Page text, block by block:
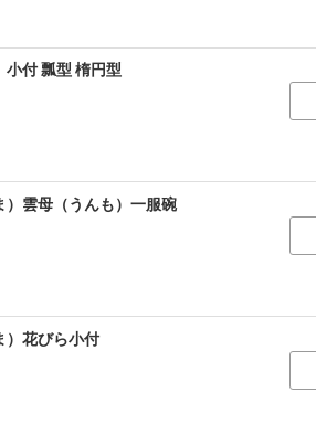
付 瓢型 楕円型
雲母（うんも）一服碗
）花びら小付